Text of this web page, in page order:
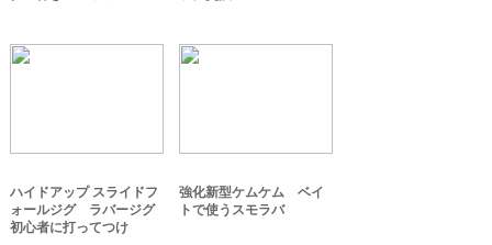
ハイドアップ スライドフ
ォールジグ ラバージグ
初心者に打ってつけ
強化新型ケムケム ベイ
トで使うスモラバ